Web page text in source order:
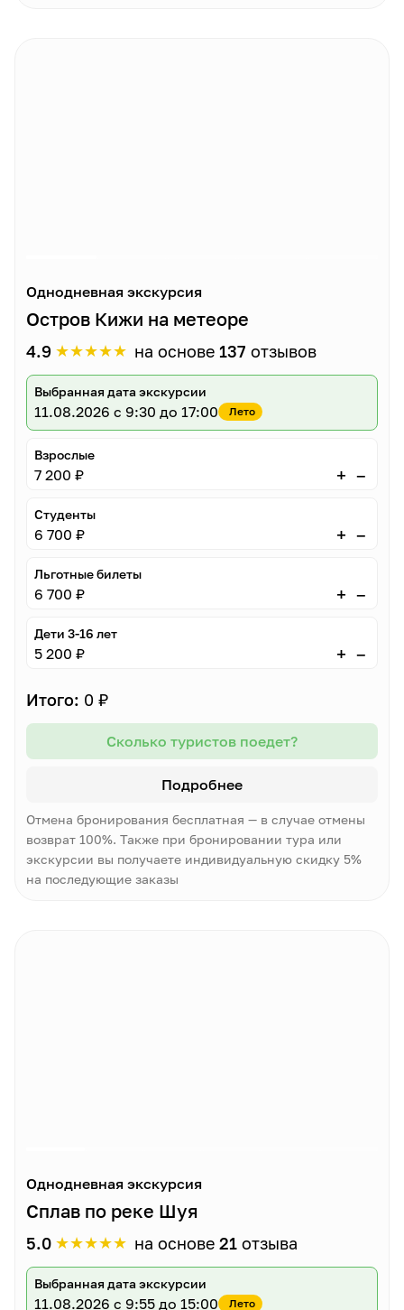
Однодневная экскурсия
Остров Кижи на метеоре
4.9 ★★★★★ на основе 137 отзывов
Выбранная дата экскурсии
11.08.2026 с 9:30 до 17:00 Лето
Взрослые
7 200 ₽ + –
Студенты
6 700 ₽ + –
Льготные билеты
6 700 ₽ + –
Дети 3-16 лет
5 200 ₽ + –
Итого: 0 ₽
Сколько туристов поедет?
Подробнее
Отмена бронирования бесплатная — в случае отмены
возврат 100%. Также при бронировании тура или
экскурсии вы получаете индивидуальную скидку 5%
на последующие заказы
Однодневная экскурсия
Сплав по реке Шуя
5.0 ★★★★★ на основе 21 отзыва
Выбранная дата экскурсии
11.08.2026 с 9:55 до 15:00 Лето